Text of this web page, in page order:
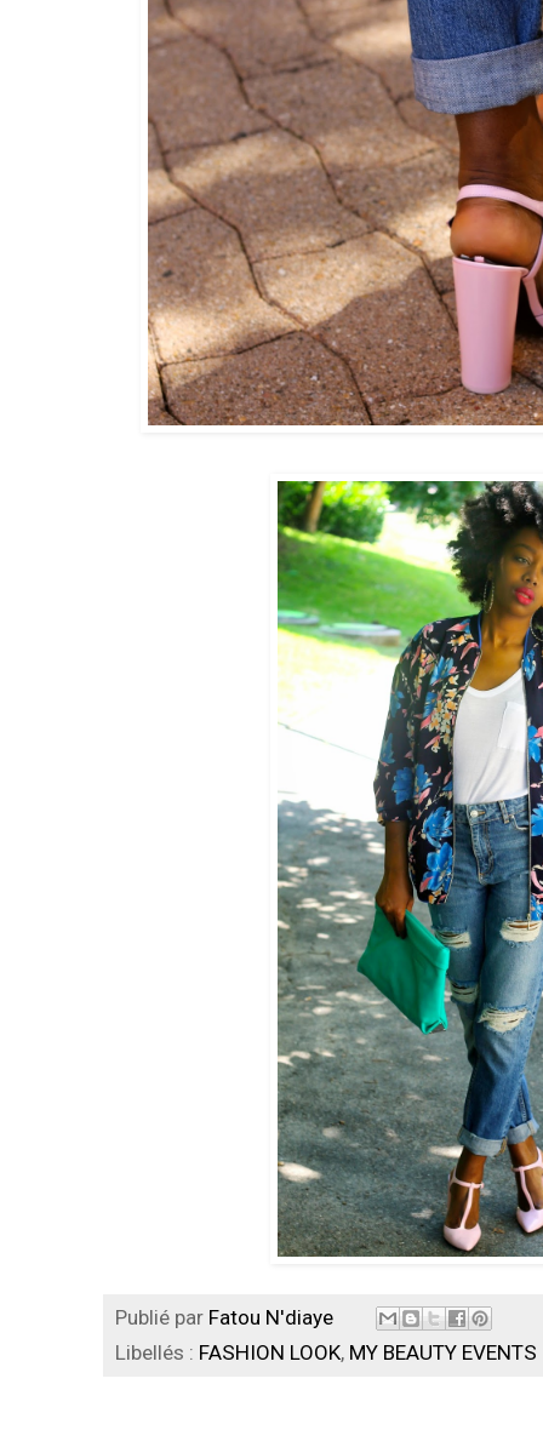
Publié par Fatou N'diaye
Libellés : FASHION LOOK, MY BEAUTY EVENTS